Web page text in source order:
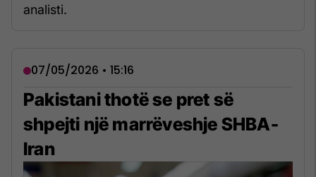
analisti.
07/05/2026 • 15:16
Pakistani thotë se pret së
shpejti një marrëveshje SHBA-
Iran